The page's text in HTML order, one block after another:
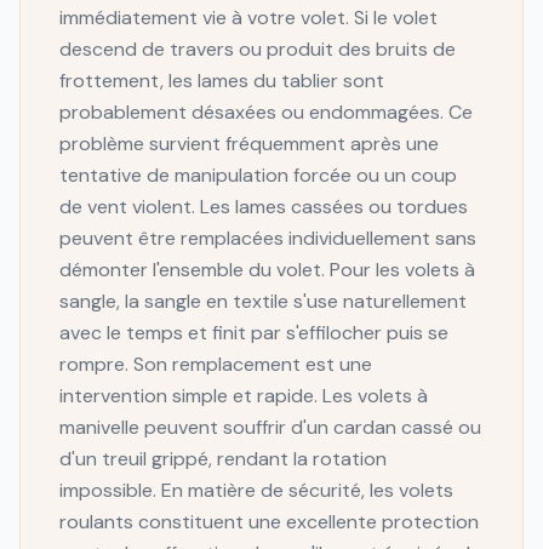
immédiatement vie à votre volet. Si le volet
descend de travers ou produit des bruits de
frottement, les lames du tablier sont
probablement désaxées ou endommagées. Ce
problème survient fréquemment après une
tentative de manipulation forcée ou un coup
de vent violent. Les lames cassées ou tordues
peuvent être remplacées individuellement sans
démonter l'ensemble du volet. Pour les volets à
sangle, la sangle en textile s'use naturellement
avec le temps et finit par s'effilocher puis se
rompre. Son remplacement est une
intervention simple et rapide. Les volets à
manivelle peuvent souffrir d'un cardan cassé ou
d'un treuil grippé, rendant la rotation
impossible. En matière de sécurité, les volets
roulants constituent une excellente protection